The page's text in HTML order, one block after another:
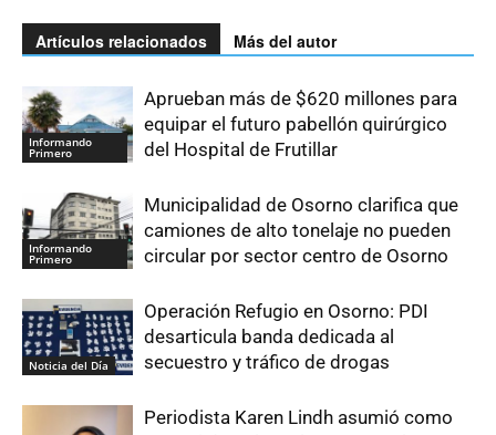
Artículos relacionados Más del autor
Informando
Primero
Aprueban más de $620 millones para
equipar el futuro pabellón quirúrgico
del Hospital de Frutillar
Informando
Primero
Municipalidad de Osorno clarifica que
camiones de alto tonelaje no pueden
circular por sector centro de Osorno
Noticia del Día
Operación Refugio en Osorno: PDI
desarticula banda dedicada al
secuestro y tráfico de drogas
Periodista Karen Lindh asumió como